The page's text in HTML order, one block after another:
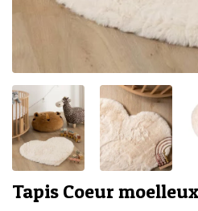
Tapis Coeur